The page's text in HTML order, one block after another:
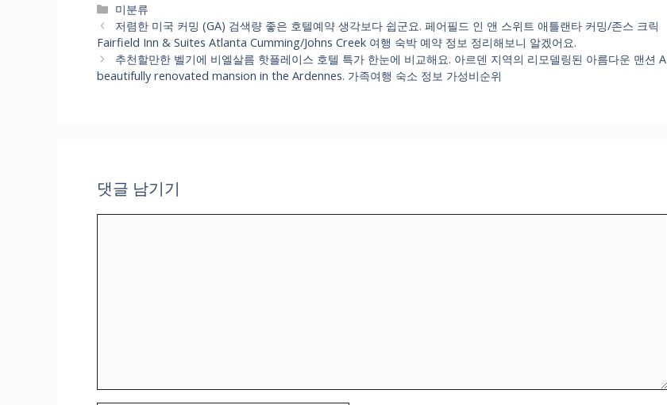
카
테
고
리
미분류
저렴한 미국 커밍 (GA) 검색량 좋은 호텔예약 생각보다 쉽군요. 페어필드 인 앤 스위트 애틀랜타 커밍/존스 크릭
Fairfield Inn & Suites Atlanta Cumming/Johns Creek 여행 숙박 예약 정보 정리해보니 알겠어요.
추천할만한 벨기에 비엘살름 핫플레이스 호텔 특가 한눈에 비교해요. 아르덴 지역의 리모델링된 아름다운 맨션 A
beautifully renovated mansion in the Ardennes. 가족여행 숙소 정보 가성비순위
댓글 남기기